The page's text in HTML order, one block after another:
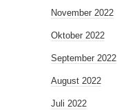
November 2022
Oktober 2022
September 2022
August 2022
Juli 2022